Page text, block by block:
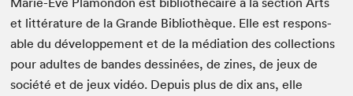
et lit­téra­ture de la Grande Bib­lio­thèque. Elle est respon­s­
able du développe­ment et de la médi­a­tion des col­lec­tions
pour adultes de ban­des dess­inées, de zines, de jeux de
société et de jeux vidéo. Depuis plus de dix ans, elle